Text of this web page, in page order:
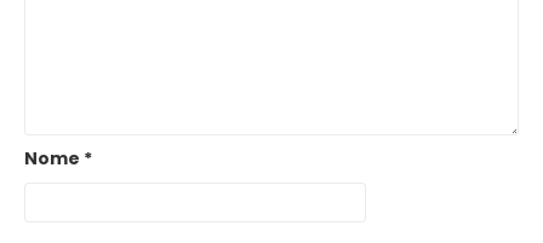
Nome *